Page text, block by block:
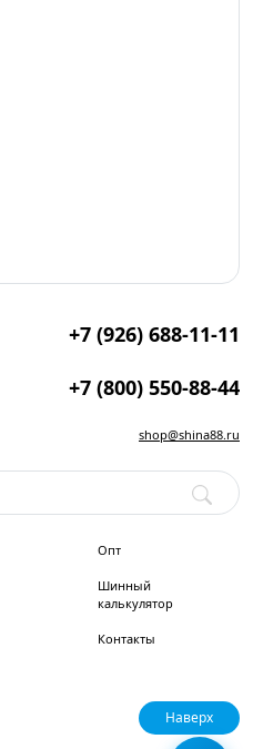
+7 (926) 688-11-11
+7 (800) 550-88-44
shop@shina88.ru
Опт
Шинный
калькулятор
Контакты
Наверх